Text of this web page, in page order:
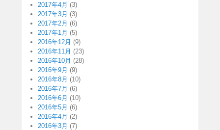
2017年4月 (3)
2017年3月 (3)
2017年2月 (6)
2017年1月 (5)
2016年12月 (9)
2016年11月 (23)
2016年10月 (28)
2016年9月 (9)
2016年8月 (10)
2016年7月 (6)
2016年6月 (10)
2016年5月 (6)
2016年4月 (2)
2016年3月 (7)